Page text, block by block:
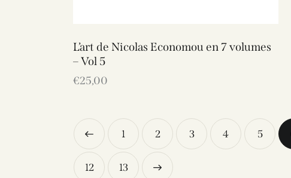
L’art de Nicolas Economou en 7 volumes
– Vol 5
€25,00
1 2 3 4 5
12 13
→